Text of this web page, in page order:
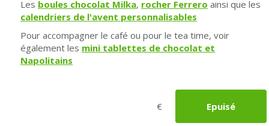
Les boules chocolat Milka, rocher Ferrero ainsi que les
calendriers de l'avent personnalisables
Pour accompagner le café ou pour le tea time, voir
également les mini tablettes de chocolat et
Napolitains
€ Epuisé